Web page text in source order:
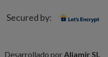
Secured by:
Desarrollado porAljamir SL